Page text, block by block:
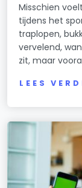
Misschien
tijdens het
traplopen,
vervelend,
zit, maar
LEES